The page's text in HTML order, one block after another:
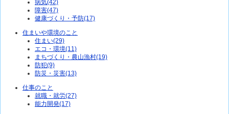
病気(42)
障害(47)
健康づくり・予防(17)
住まいや環境のこと
住まい(29)
エコ・環境(11)
まちづくり・農山漁村(19)
防犯(9)
防災・災害(13)
仕事のこと
就職・就労(27)
能力開発(17)